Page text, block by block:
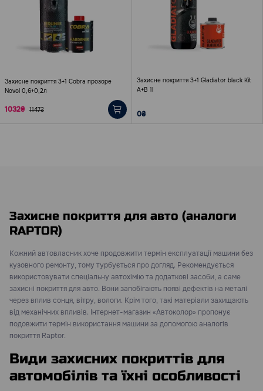
Захисне покриття 3+1 Cobra прозоре
Novol 0,6+0,2л
1032₴ 1147₴
Захисне покриття 3+1 Gladiator black Kit
A+B 1l
0₴
Захисне покриття для авто (аналоги
RAPTOR)
Кожний автовласник хоче продовжити термін експлуатації машини без
кузовного ремонту, тому турбується про догляд. Рекомендується
використовувати спеціальну автохімію та додаткові засоби, а саме
захисні покриття для авто. Вони запобігають появі дефектів на металі
через вплив сонця, вітру, вологи. Крім того, такі матеріали захищають
від механічних впливів. Інтернет-магазин «Автоколор» пропонує
подовжити термін використання машини за допомогою аналогів
покриття Raptor.
Види захисних покриттів для
автомобілів та їхні особливості